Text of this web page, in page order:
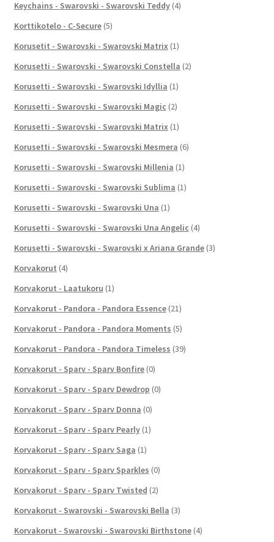
Keychains - Swarovski - Swarovski Teddy (4)
Korttikotelo - C-Secure (5)
Korusetit - Swarovski - Swarovski Matrix (1)
Korusetti - Swarovski - Swarovski Constella (2)
Korusetti - Swarovski - Swarovski Idyllia (1)
Korusetti - Swarovski - Swarovski Magic (2)
Korusetti - Swarovski - Swarovski Matrix (1)
Korusetti - Swarovski - Swarovski Mesmera (6)
Korusetti - Swarovski - Swarovski Millenia (1)
Korusetti - Swarovski - Swarovski Sublima (1)
Korusetti - Swarovski - Swarovski Una (1)
Korusetti - Swarovski - Swarovski Una Angelic (4)
Korusetti - Swarovski - Swarovski x Ariana Grande (3)
Korvakorut (4)
Korvakorut - Laatukoru (1)
Korvakorut - Pandora - Pandora Essence (21)
Korvakorut - Pandora - Pandora Moments (5)
Korvakorut - Pandora - Pandora Timeless (39)
Korvakorut - Sparv - Sparv Bonfire (0)
Korvakorut - Sparv - Sparv Dewdrop (0)
Korvakorut - Sparv - Sparv Donna (0)
Korvakorut - Sparv - Sparv Pearly (1)
Korvakorut - Sparv - Sparv Saga (1)
Korvakorut - Sparv - Sparv Sparkles (0)
Korvakorut - Sparv - Sparv Twisted (2)
Korvakorut - Swarovski - Swarovski Bella (3)
Korvakorut - Swarovski - Swarovski Birthstone (4)